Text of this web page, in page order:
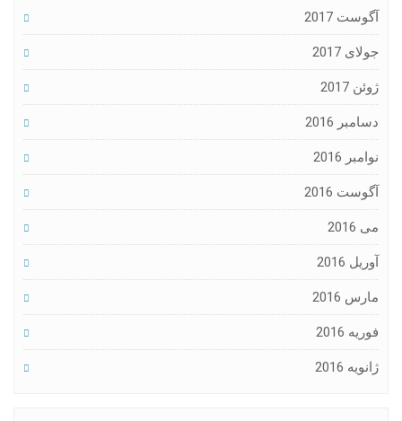
آگوست 2017
جولای 2017
ژوئن 2017
دسامبر 2016
نوامبر 2016
آگوست 2016
می 2016
آوریل 2016
مارس 2016
فوریه 2016
ژانویه 2016